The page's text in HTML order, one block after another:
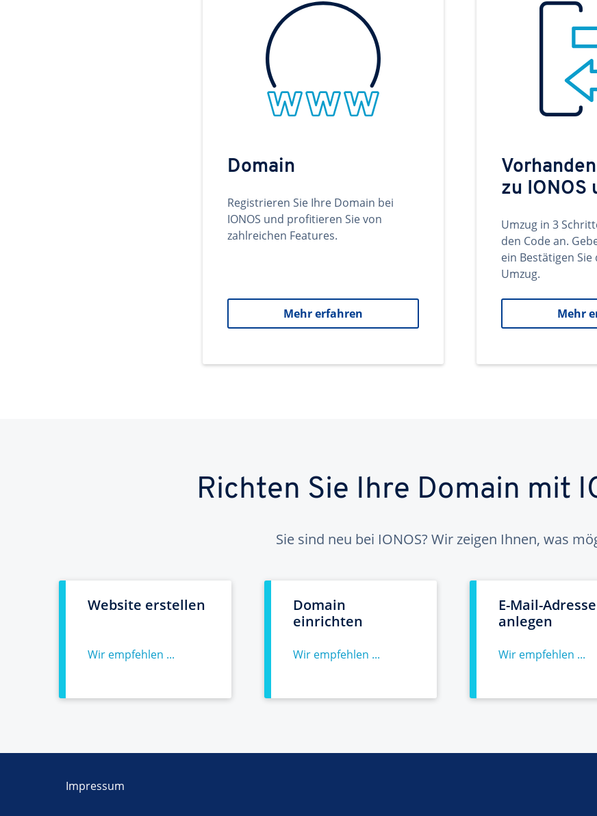
Domain
Registrieren Sie Ihre Domain bei
IONOS und profitieren Sie von
zahlreichen Features.
Mehr erfahren
zu IONOS
Umzug in 3
den Code an.
ein Bestätigen
Umzug.
Mehr
Richten Sie Ihre Domain mit
Sie sind neu bei IONOS? Wir zeigen Ihnen, was
Website erstellen
Wir empfehlen ...
Domain
einrichten
Wir empfehlen ...
E-Mail-Adresse
anlegen
Wir empfehlen ...
Impressum